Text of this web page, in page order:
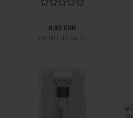
8,95 EUR
895,00 EUR pro 1 L